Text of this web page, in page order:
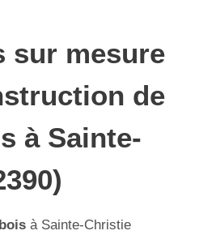
sur mesure
de
à Sainte-
à Sainte-Christie